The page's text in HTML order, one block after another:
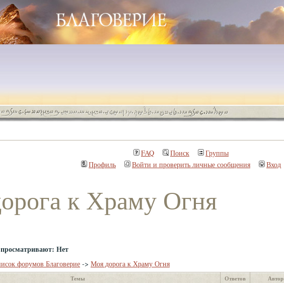
FAQ Поиск
Группы
Профиль
Войти и проверить личные сообщения Вход
к Храму Огня
Нет
форумов Благоверие -> Моя дорога к Храму Огня
Темы Ответов Автор